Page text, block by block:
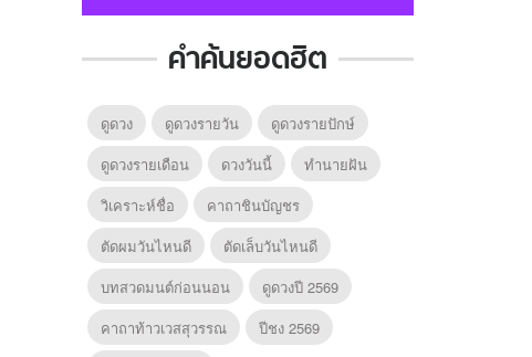
คำค้นยอดฮิต
ดูดวง ดูดวงรายวัน
ดูดวงรายปักษ์
ดูดวงรายเดือน
ดวงวันนี้
ทํานายฝัน
วิเคราะห์ชื่อ
คาถาชินบัญชร
ตัดผมวันไหนดี
ตัดเล็บวันไหนดี
บทสวดมนต์ก่อนนอน
ดูดวงปี 2569
คาถาท้าวเวสสุวรรณ
ปีชง 2569